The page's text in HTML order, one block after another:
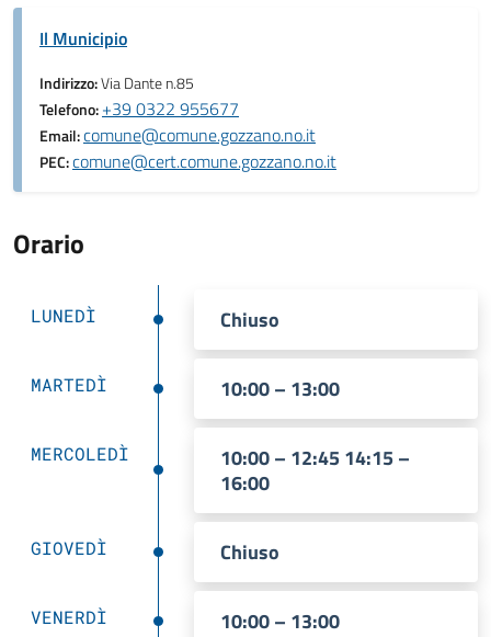
Il Municipio
Indirizzo:Via Dante n.85
Telefono:+39 0322 955677
Email:comune@comune.gozzano.no.it
PEC:comune@cert.comune.gozzano.no.it
Orario
LUNEDÌ Chiuso
MARTEDÌ 10:00 – 13:00
MERCOLEDÌ
10:00 – 12:45 14:15 –
16:00
GIOVEDÌ Chiuso
VENERDÌ 10:00 – 13:00